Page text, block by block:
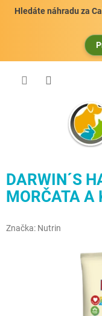
Hledáte náhradu za
DARWIN´S
MORČATA A
Značka: Nutrin